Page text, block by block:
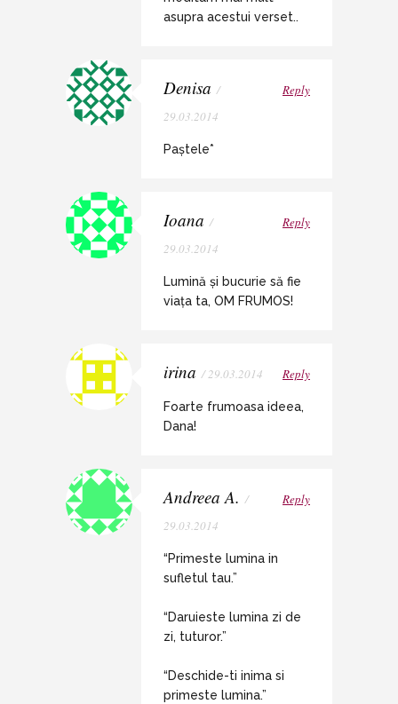
asupra acestui verset..
Denisa /
29.03.2014
Reply
Paștele*
Ioana /
29.03.2014
Reply
Lumină și bucurie să fie
viața ta, OM FRUMOS!
irina / 29.03.2014 Reply
Foarte frumoasa ideea,
Dana!
Andreea A. /
29.03.2014
Reply
“Primeste lumina in
sufletul tau.”
“Daruieste lumina zi de
zi, tuturor.”
“Deschide-ti inima si
primeste lumina.”